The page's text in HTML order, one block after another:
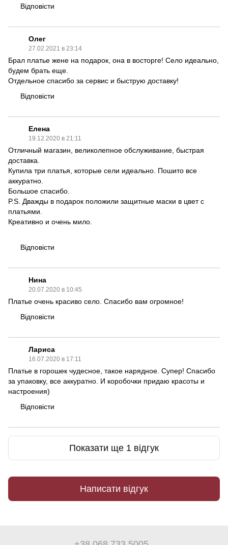
Відповісти
Олег
27.02.2021 в 23:14
Брал платье жене на подарок, она в восторге! Село идеально,
будем брать еще.
Отдельное спасибо за сервис и быструю доставку!
Відповісти
Елена
19.12.2020 в 21:11
Отличный магазин, великолепное обслуживание, быстрая
доставка.
Купила три платья, которые сели идеально. Пошито все
аккуратно.
Большое спасибо.
P.S. Дважды в подарок положили защитные маски в цвет с
платьями.
Креативно и очень мило.
Відповісти
Нина
20.07.2020 в 10:45
Платье очень красиво село. Спасибо вам огромное!
Відповісти
Лариса
16.07.2020 в 17:11
Платье в горошек чудесное, такое нарядное. Супер! Спасибо
за упаковку, все аккуратно. И коробочки придаю красоты и
настроения)
Відповісти
Показати ще 1 відгук
Написати відгук